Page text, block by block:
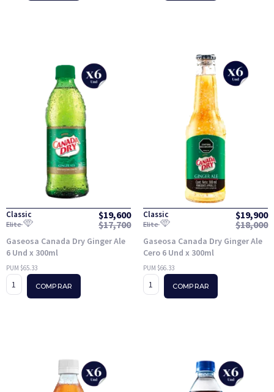
Classic $19,600
Elite $17,700
Gaseosa Canada Dry Ginger Ale
6 Und x 300ml
PUM $65.33
COMPRAR
Classic $19,900
Elite $18,000
Gaseosa Canada Dry Ginger Ale
Cero 6 Und x 300ml
PUM $66.33
COMPRAR